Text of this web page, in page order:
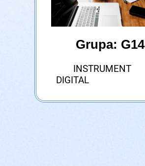
Grupa: G14
INSTRUMENT
DIGITAL